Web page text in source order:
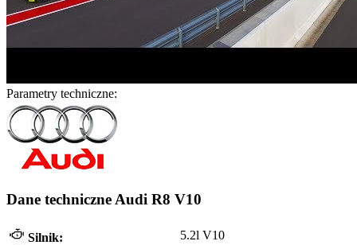
Parametry techniczne:
Dane techniczne Audi R8 V10
Silnik:
5.2l V10